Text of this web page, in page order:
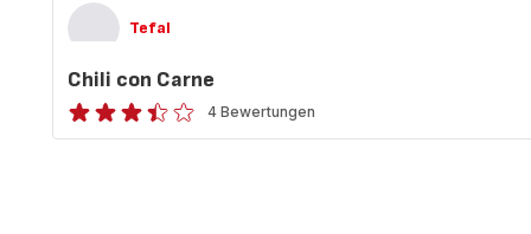
Tefal
Chili con Carne
ratings.3.4
4 Bewertungen